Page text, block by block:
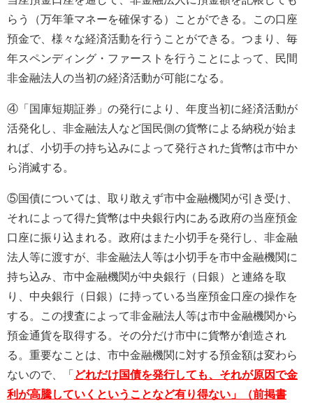
らう（万年筆マネーを確保する）ことができる。この口座
預金で、様々な経済活動を行うことができる。つまり、毎
年スペンディング・ファーストを行うことによって、民間
非金融法人の当初の経済活動が可能になる。
④「国庫短期証券」の発行により、年度当初に経済活動が
活発化し、非金融法人など国民側の貨幣による納税が始ま
れば、小切手の持ち込みによって発行された貨幣は市中か
ら消滅する。
⑤国債については、取り敢えず市中金融機関が引き受け、
それによって得た貨幣は中央銀行内にある政府の当座預金
口座に振り込まれる。政府はまた小切手を発行し、非金融
法人等に渡すが、非金融法人等は小切手を市中金融機関に
持ち込み、市中金融機関が中央銀行（日銀）と連絡を取
り、中央銀行（日銀）に持っている当座預金口座の操作を
する。この捜査によって非金融法人等は市中金融機関から
預金通貨を取得する。その分だけ市中に貨幣が創造され
る。重要なことは、市中金融機関に対する預金額は変わら
ないので、「どれだけ国債を発行しても、それが原因で金
利が高騰していくということなど有り得ない」（前掲書